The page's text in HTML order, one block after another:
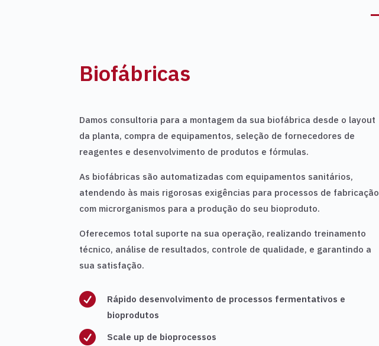
Biofábricas
Damos consultoria para a montagem da sua biofábrica desde o layout
da planta, compra de equipamentos, seleção de fornecedores de
reagentes e desenvolvimento de produtos e fórmulas.
As biofábricas são automatizadas com equipamentos sanitários,
atendendo às mais rigorosas exigências para processos de fabricação
com microrganismos para a produção do seu bioproduto.
Oferecemos total suporte na sua operação, realizando treinamento
técnico, análise de resultados, controle de qualidade, e garantindo a
sua satisfação.

Rápido desenvolvimento de processos fermentativos e
bioprodutos
 Scale up de bioprocessos